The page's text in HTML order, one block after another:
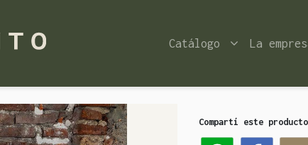
Catálogo La
Compartí este